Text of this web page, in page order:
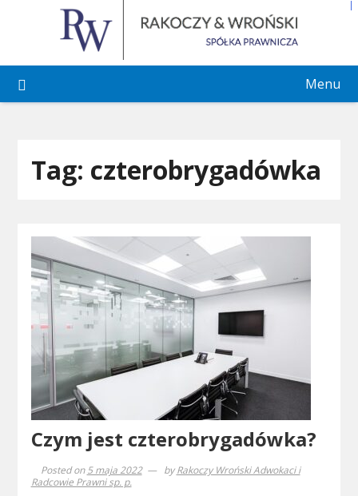
Menu
Tag: czterobrygadówka
Czym jest czterobrygadówka?
Posted on5 maja 2022 byRakoczy Wroński Adwokaci i
Radcowie Prawni sp. p.